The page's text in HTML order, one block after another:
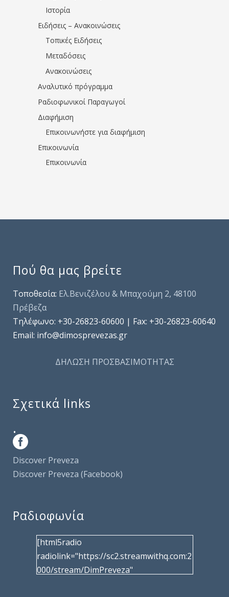
Ιστορία
Ειδήσεις – Ανακοινώσεις
Τοπικές Ειδήσεις
Μεταδόσεις
Ανακοινώσεις
Αναλυτικό πρόγραμμα
Ραδιοφωνικοί Παραγωγοί
Διαφήμιση
Επικοινωνήστε για διαφήμιση
Επικοινωνία
Επικοινωνία
Πού θα μας βρείτε
Τοποθεσία: Ελ.Βενιζέλου & Μπαχούμη 2, 48100
Πρέβεζα
Τηλέφωνo: +30-26823-60600 | Fax: +30-26823-60640
Email: info@dimosprevezas.gr
ΔΗΛΩΣΗ ΠΡΟΣΒΑΣΙΜΟΤΗΤΑΣ
Σχετικά links
.
Discover Preveza
Discover Preveza (Facebook)
Ραδιοφωνία
[html5radio
radiolink="https://sc2.streamwithq.com:2
000/stream/DimPreveza"